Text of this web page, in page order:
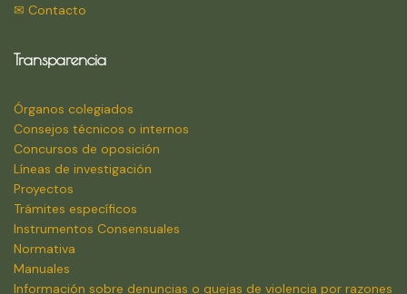
✉ Contacto
Transparencia
Órganos colegiados
Consejos técnicos o internos
Concursos de oposición
Líneas de investigación
Proyectos
Trámites específicos
Instrumentos Consensuales
Normativa
Manuales
Información sobre denuncias o quejas de violencia por razones